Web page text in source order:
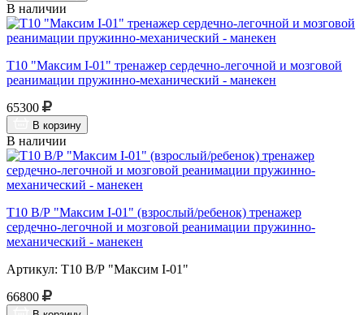
В наличии
Т10 "Максим I-01" тренажер сердечно-легочной и мозговой
реанимации пружинно-механический - манекен
65300
В корзину
В наличии
Т10 В/Р "Максим I-01" (взрослый/ребенок) тренажер
сердечно-легочной и мозговой реанимации пружинно-
механический - манекен
Артикул: Т10 В/Р "Максим I-01"
66800